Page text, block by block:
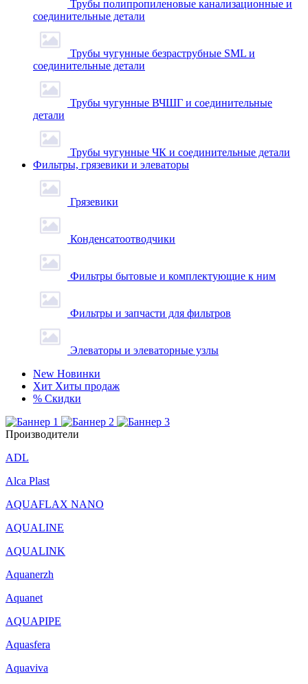
Трубы полипропиленовые канализационные и
соединительные детали
Трубы чугунные безраструбные SML и
соединительные детали
Трубы чугунные ВЧШГ и соединительные
детали
Трубы чугунные ЧК и соединительные детали
Фильтры, грязевики и элеваторы
Грязевики
Конденсатоотводчики
Фильтры бытовые и комплектующие к ним
Фильтры и запчасти для фильтров
Элеваторы и элеваторные узлы
New Новинки
Хит Хиты продаж
% Скидки
Производители
ADL
Alca Plast
AQUAFLAX NANO
AQUALINE
AQUALINK
Aquanerzh
Aquanet
AQUAPIPE
Aquasfera
Aquaviva